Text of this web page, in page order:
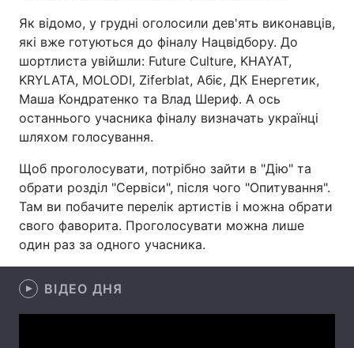
Зброя Інциденти
Здоров'я Туризм
Цікавинки Погода
Лонгріди
Відео з Youtube Статті
Інтерв'ю Думки
Архів
Як відомо, у грудні оголосили дев'ять виконавців,
які вже готуються до фіналу Нацвідбору. До
шортлиста увійшли: Future Culture, KHAYAT,
KRYLATA, MOLODI, Ziferblat, Абіє, ДК Енергетик,
Маша Кондратенко та Влад Шериф. А ось
останнього учасника фіналу визначать українці
шляхом голосування.
Щоб проголосувати, потрібно зайти в "Дію" та
обрати розділ "Сервіси", після чого "Опитування".
Там ви побачите перелік артистів і можна обрати
свого фаворита. Проголосувати можна лише
один раз за одного учасника.
ВІДЕО ДНЯ